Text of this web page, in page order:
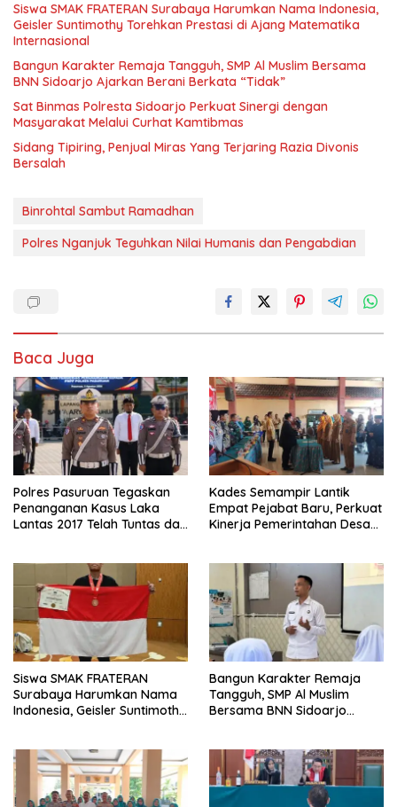
Siswa SMAK FRATERAN Surabaya Harumkan Nama Indonesia,
Geisler Suntimothy Torehkan Prestasi di Ajang Matematika
Internasional
Bangun Karakter Remaja Tangguh, SMP Al Muslim Bersama
BNN Sidoarjo Ajarkan Berani Berkata “Tidak”
Sat Binmas Polresta Sidoarjo Perkuat Sinergi dengan
Masyarakat Melalui Curhat Kamtibmas
Sidang Tipiring, Penjual Miras Yang Terjaring Razia Divonis
Bersalah
Binrohtal Sambut Ramadhan
Polres Nganjuk Teguhkan Nilai Humanis dan Pengabdian
Baca Juga
Polres Pasuruan Tegaskan
Penanganan Kasus Laka
Lantas 2017 Telah Tuntas dan
Kades Semampir Lantik
Empat Pejabat Baru, Perkuat
Kinerja Pemerintahan Desa
Siswa SMAK FRATERAN
Surabaya Harumkan Nama
Indonesia, Geisler Suntimothy
Bangun Karakter Remaja
Tangguh, SMP Al Muslim
Bersama BNN Sidoarjo